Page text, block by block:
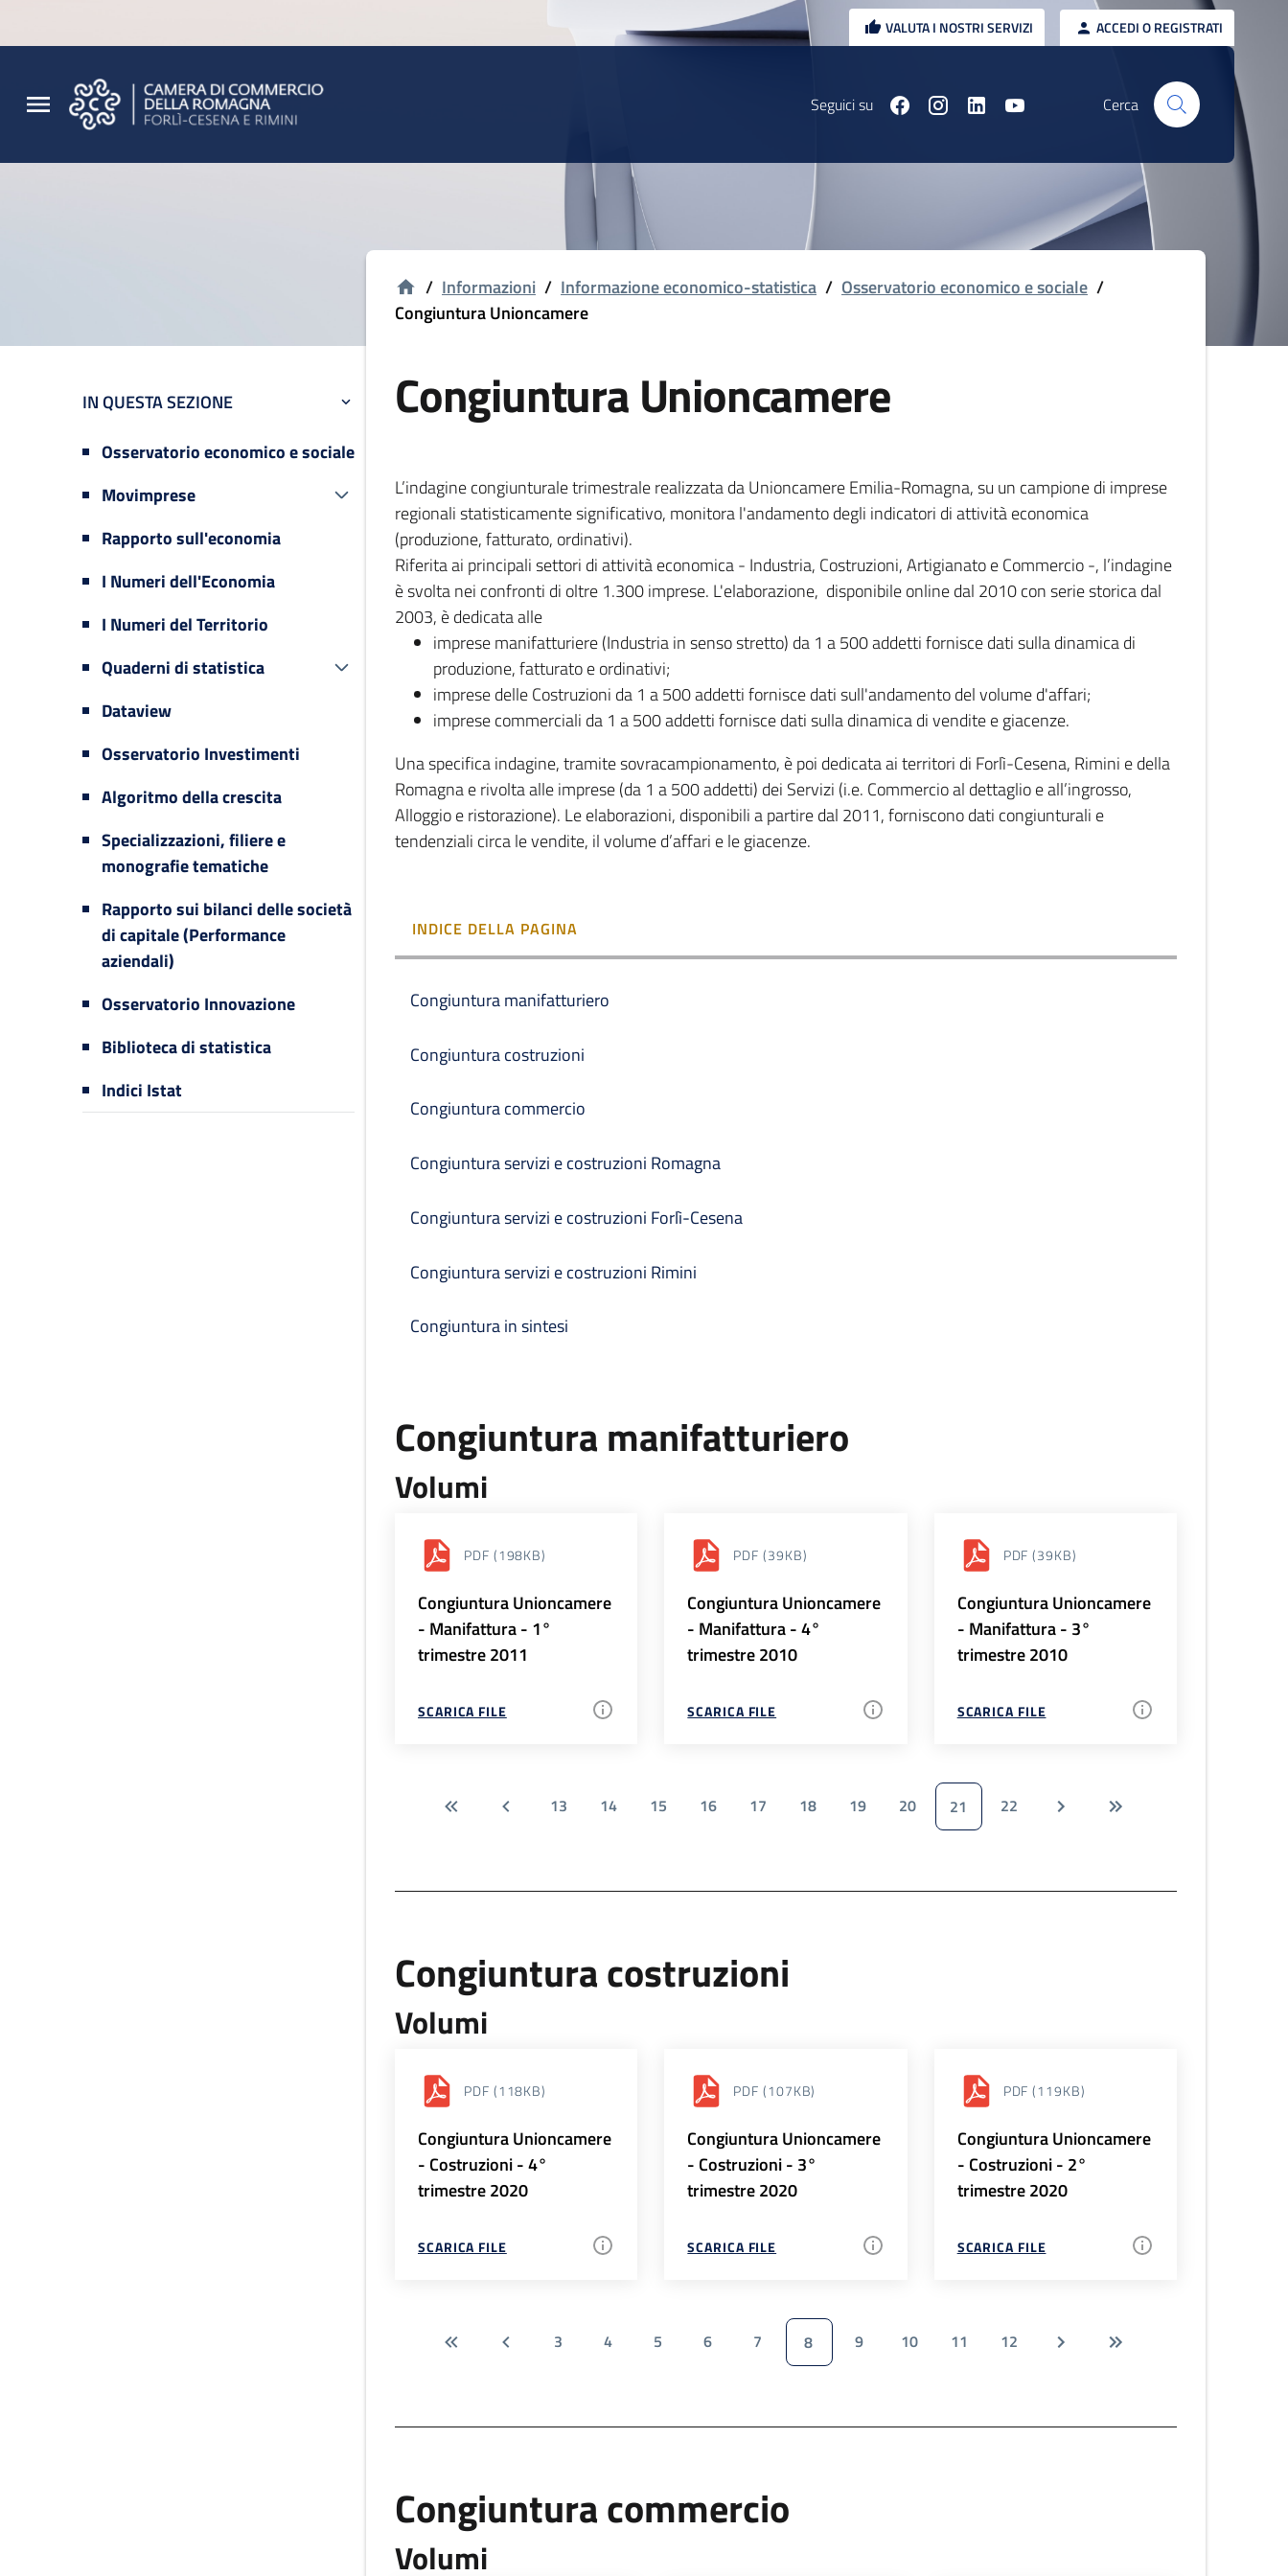
VALUTA I NOSTRI SERVIZI ACCEDI O REGISTRATI
Seguici su Cerca
IN QUESTA SEZIONE
Osservatorio economico e sociale
Movimprese
Rapporto sull'economia
I Numeri dell'Economia
I Numeri del Territorio
Quaderni di statistica
Dataview
Osservatorio Investimenti
Algoritmo della crescita
Specializzazioni, filiere e
monografie tematiche
Rapporto sui bilanci delle società
di capitale (Performance
aziendali)
Osservatorio Innovazione
Biblioteca di statistica
Indici Istat
/ Informazioni / Informazione economico-statistica / Osservatorio economico e sociale /
Congiuntura Unioncamere
Congiuntura Unioncamere
L’indagine congiunturale trimestrale realizzata da Unioncamere Emilia-Romagna, su un campione di imprese
regionali statisticamente significativo, monitora l'andamento degli indicatori di attività economica
(produzione, fatturato, ordinativi).
Riferita ai principali settori di attività economica - Industria, Costruzioni, Artigianato e Commercio -, l’indagine
è svolta nei confronti di oltre 1.300 imprese. L'elaborazione, disponibile online dal 2010 con serie storica dal
2003, è dedicata alle
imprese manifatturiere (Industria in senso stretto) da 1 a 500 addetti fornisce dati sulla dinamica di
produzione, fatturato e ordinativi;
imprese delle Costruzioni da 1 a 500 addetti fornisce dati sull'andamento del volume d'affari;
imprese commerciali da 1 a 500 addetti fornisce dati sulla dinamica di vendite e giacenze.
Una specifica indagine, tramite sovracampionamento, è poi dedicata ai territori di Forlì-Cesena, Rimini e della
Romagna e rivolta alle imprese (da 1 a 500 addetti) dei Servizi (i.e. Commercio al dettaglio e all’ingrosso,
Alloggio e ristorazione). Le elaborazioni, disponibili a partire dal 2011, forniscono dati congiunturali e
tendenziali circa le vendite, il volume d’affari e le giacenze.
INDICE DELLA PAGINA
Congiuntura manifatturiero
Congiuntura costruzioni
Congiuntura commercio
Congiuntura servizi e costruzioni Romagna
Congiuntura servizi e costruzioni Forlì-Cesena
Congiuntura servizi e costruzioni Rimini
Congiuntura in sintesi
Congiuntura manifatturiero
Volumi
PDF (198KB)
Congiuntura Unioncamere
- Manifattura - 1°
trimestre 2011
SCARICA FILE
PDF (39KB)
Congiuntura Unioncamere
- Manifattura - 4°
trimestre 2010
SCARICA FILE
PDF (39KB)
Congiuntura Unioncamere
- Manifattura - 3°
trimestre 2010
SCARICA FILE
13 14 15 16 17 18 19 20 21 22
Congiuntura costruzioni
Volumi
PDF (118KB)
Congiuntura Unioncamere
- Costruzioni - 4°
trimestre 2020
SCARICA FILE
PDF (107KB)
Congiuntura Unioncamere
- Costruzioni - 3°
trimestre 2020
SCARICA FILE
PDF (119KB)
Congiuntura Unioncamere
- Costruzioni - 2°
trimestre 2020
SCARICA FILE
3 4 5 6 7 8 9 10 11 12
Congiuntura commercio
Volumi